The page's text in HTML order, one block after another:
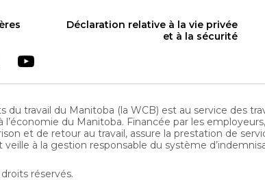
Déclaration relative à la vie privée
et à la sécurité
du travail du Manitoba (la WCB) est au service des
l’économie du Manitoba. Financée par les
et de retour au travail, assure la prestation de
à la gestion responsable du système
réservés.